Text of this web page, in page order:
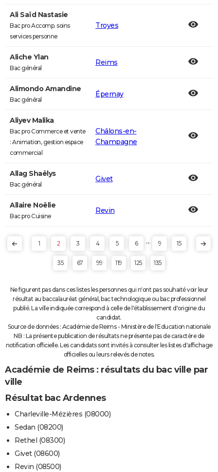
Ali Saïd Nastasie
Bac pro Accomp. soins
services personne
Troyes
Aliche Ylan
Bac général
Reims
Alimondo Amandine
Bac général
Épernay
Aliyev Malika
Bac pro Commerce et vente
: Animation, gestion espace
commercial
Châlons-en-
Champagne
Allag Shaëlys
Bac général
Givet
Allaire Noëlie
Bac pro Cuisine
Revin
1 2 3 4 5 6 ... 9 15
35 67 99 119 125 135
Ne figurent pas dans ces listes les personnes qui n'ont pas souhaité voir leur
résultat au baccalauréat général, bac technologique ou bac professionnel
publié. La ville indiquée correspond à celle de l'établissement d'origine du
candidat.
Source de données : Académie de Reims - Ministère de l'Education nationale
NB : La présente publication de résultats ne présente pas de caractère de
notification officielle. Les candidats sont invités à consulter les listes d'affichage
officielles ou leurs relevés de notes.
Académie de Reims : résultats du bac ville par
ville
Résultat bac Ardennes
Charleville-Mézières (08000)
Sedan (08200)
Rethel (08300)
Givet (08600)
Revin (08500)